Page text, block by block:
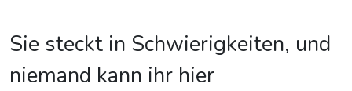
Sie steckt in Schwierigkeiten, und
niemand kann ihr hier